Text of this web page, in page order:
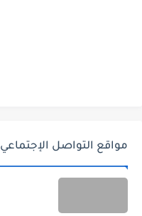
مواقع التواصل الإجتماعي